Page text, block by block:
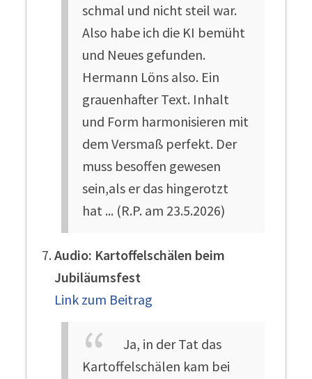
schmal und nicht steil war.
Also habe ich die KI bemüht
und Neues gefunden.
Hermann Löns also. Ein
grauenhafter Text. Inhalt
und Form harmonisieren mit
dem Versmaß perfekt. Der
muss besoffen gewesen
sein,als er das hingerotzt
hat ... (R.P. am 23.5.2026)
Audio: Kartoffelschälen beim
Jubiläumsfest
Link zum Beitrag
Ja, in der Tat das
Kartoffelschälen kam bei